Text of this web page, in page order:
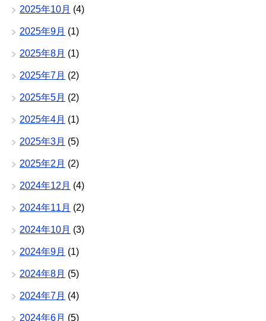
2025年10月 (4)
2025年9月 (1)
2025年8月 (1)
2025年7月 (2)
2025年5月 (2)
2025年4月 (1)
2025年3月 (5)
2025年2月 (2)
2024年12月 (4)
2024年11月 (2)
2024年10月 (3)
2024年9月 (1)
2024年8月 (5)
2024年7月 (4)
2024年6月 (5)